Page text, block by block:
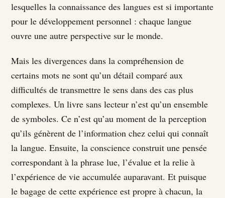
lesquelles la connaissance des langues est si importante
pour le développement personnel : chaque langue
ouvre une autre perspective sur le monde.
Mais les divergences dans la compréhension de
certains mots ne sont qu’un détail comparé aux
difficultés de transmettre le sens dans des cas plus
complexes. Un livre sans lecteur n’est qu’un ensemble
de symboles. Ce n’est qu’au moment de la perception
qu’ils génèrent de l’information chez celui qui connaît
la langue. Ensuite, la conscience construit une pensée
correspondant à la phrase lue, l’évalue et la relie à
l’expérience de vie accumulée auparavant. Et puisque
le bagage de cette expérience est propre à chacun, la